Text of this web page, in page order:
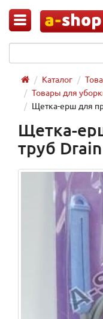
Каталог
Товары для
Щетка-ерш для
Щетка-
труб